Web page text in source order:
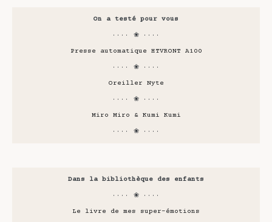
On a testé pour vous
···· ❀ ····
Presse automatique HTVRONT A100
···· ❀ ····
Oreiller Nyte
···· ❀ ····
Miro Miro & Kumi Kumi
···· ❀ ····
Dans la bibliothèque des enfants
···· ❀ ····
Le livre de mes super-émotions